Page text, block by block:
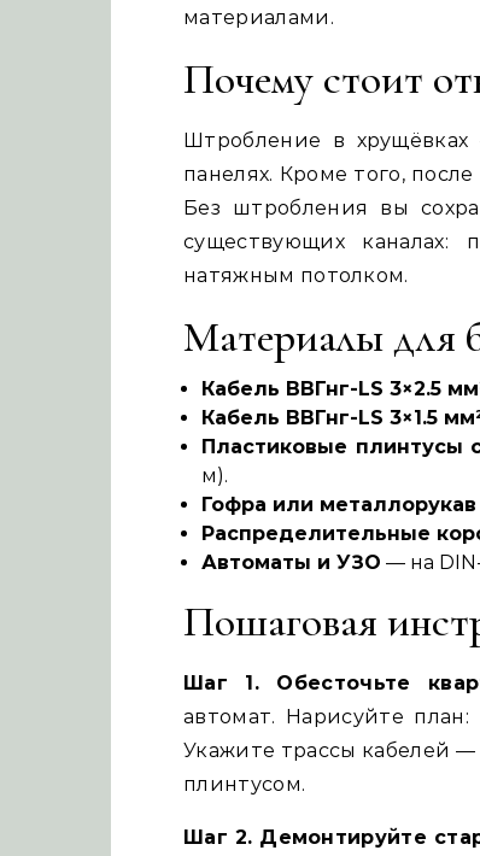
материалами.
Почему стоит
Штробление в
панелях. Кроме того,
Без штробления вы
существующих
натяжным потолком.
Материалы для
Кабель ВВГнг-LS 3×2.5
Кабель ВВГнг-LS 3×1.5
Пластиковые плинтусы
м).
Гофра или металлорукав
Распределительные
Автоматы и УЗО — на
Пошаговая
Шаг 1. Обесточьте
автомат. Нарисуйте
Укажите трассы кабелей
плинтусом.
Шаг 2. Демонтируйте